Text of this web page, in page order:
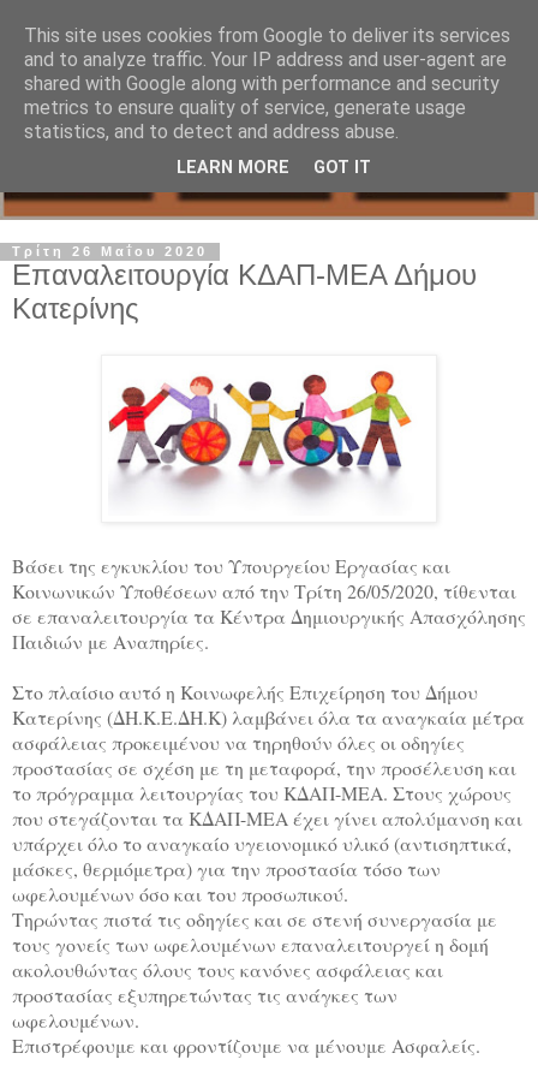
Τρίτη 26 Μαΐου 2020
Επαναλειτουργία ΚΔΑΠ-ΜΕΑ Δήμου
Κατερίνης
Βάσει της εγκυκλίου του Υπουργείου Εργασίας και
Κοινωνικών Υποθέσεων από την Τρίτη 26/05/2020, τίθενται
σε επαναλειτουργία τα Κέντρα Δημιουργικής Απασχόλησης
Παιδιών με Αναπηρίες.
Στο πλαίσιο αυτό η Κοινωφελής Επιχείρηση του Δήμου
Κατερίνης (ΔΗ.Κ.Ε.ΔΗ.Κ) λαμβάνει όλα τα αναγκαία μέτρα
ασφάλειας προκειμένου να τηρηθούν όλες οι οδηγίες
προστασίας σε σχέση με τη μεταφορά, την προσέλευση και
το πρόγραμμα λειτουργίας του ΚΔΑΠ-ΜΕΑ. Στους χώρους
που στεγάζονται τα ΚΔΑΠ-ΜΕΑ έχει γίνει απολύμανση και
υπάρχει όλο το αναγκαίο υγειονομικό υλικό (αντισηπτικά,
μάσκες, θερμόμετρα) για την προστασία τόσο των
ωφελουμένων όσο και του προσωπικού.
Τηρώντας πιστά τις οδηγίες και σε στενή συνεργασία με
τους γονείς των ωφελουμένων επαναλειτουργεί η δομή
ακολουθώντας όλους τους κανόνες ασφάλειας και
προστασίας εξυπηρετώντας τις ανάγκες των
ωφελουμένων.
Επιστρέφουμε και φροντίζουμε να μένουμε Ασφαλείς.
This site uses cookies from Google to deliver its services
and to analyze traffic. Your IP address and user-agent are
shared with Google along with performance and security
metrics to ensure quality of service, generate usage
statistics, and to detect and address abuse.
LEARN MORE GOT IT